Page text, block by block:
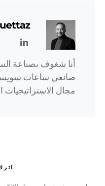
أنا شغوف بصناعة
صانعي ساعات
مجال الاستراتيجيات